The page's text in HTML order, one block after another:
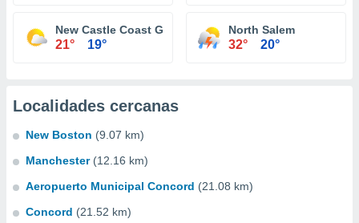
New Castle Coast Guard Light Station
21° 19°
North Salem
32° 20°
Localidades cercanas
New Boston (9.07 km)
Manchester (12.16 km)
Aeropuerto Municipal Concord (21.08 km)
Concord (21.52 km)